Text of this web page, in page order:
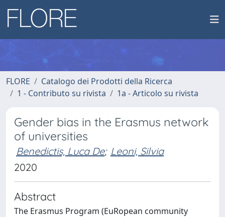
FLORE
Catalogo dei Prodotti della Ricerca
1 - Contributo su rivista
1a - Articolo su rivista
Gender bias in the Erasmus network
of universities
Benedictis, Luca De; Leoni, Silvia
2020
Abstract
The Erasmus Program (EuRopean community